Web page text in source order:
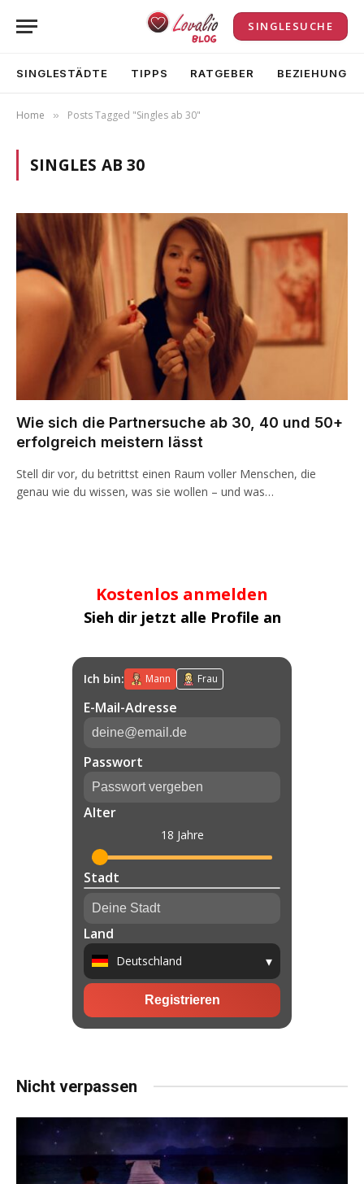
SINGLESUCHE
SINGLESTÄDTE TIPPS RATGEBER BEZIEHUNG
Home » Posts Tagged "Singles ab 30"
SINGLES AB 30
Wie sich die Partnersuche ab 30, 40 und 50+
erfolgreich meistern lässt
Stell dir vor, du betrittst einen Raum voller Menschen, die
genau wie du wissen, was sie wollen – und was…
Kostenlos anmelden
Sieh dir jetzt alle Profile an
Nicht verpassen